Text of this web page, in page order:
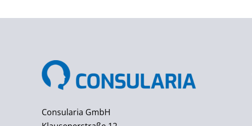
Consularia GmbH